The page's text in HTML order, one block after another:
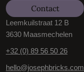
Contact
Leemkuilstraat 12 B
3630 Maasmechelen
+32 (0) 89 56 50 26
hello@josephbricks.com